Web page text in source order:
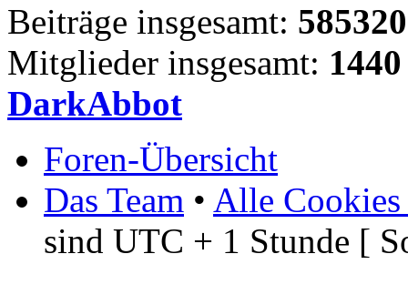
Beiträge insgesamt: 585320
Mitglieder insgesamt: 1440
DarkAbbot
Foren-Übersicht
Das Team • Alle Cookies
sind UTC + 1 Stunde [